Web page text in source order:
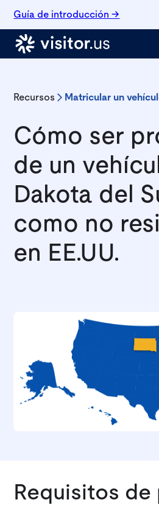
Guía de introducción →
Recursos Matricular un
Cómo ser
de un
Dakota del
como no
en EE.UU.
Requisitos